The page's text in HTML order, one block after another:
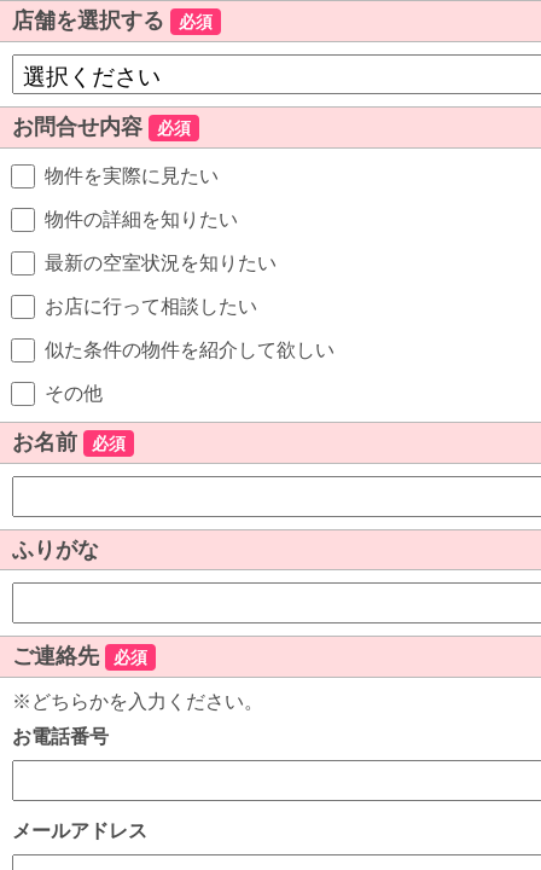
店舗を選択する 必須
お問合せ内容 必須
物件を実際に見たい
物件の詳細を知りたい
最新の空室状況を知りたい
お店に行って相談したい
似た条件の物件を紹介して欲しい
その他
お名前 必須
ふりがな
ご連絡先 必須
※どちらかを入力ください。
お電話番号
メールアドレス